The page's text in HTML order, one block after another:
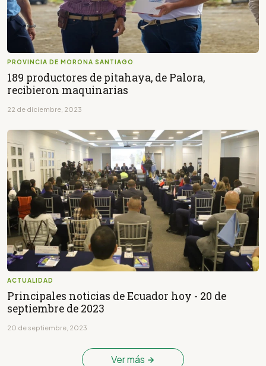
PROVINCIA DE MORONA SANTIAGO
189 productores de pitahaya, de Palora,
recibieron maquinarias
22 de diciembre, 2023
ACTUALIDAD
Principales noticias de Ecuador hoy - 20 de
septiembre de 2023
20 de septiembre, 2023
Ver más